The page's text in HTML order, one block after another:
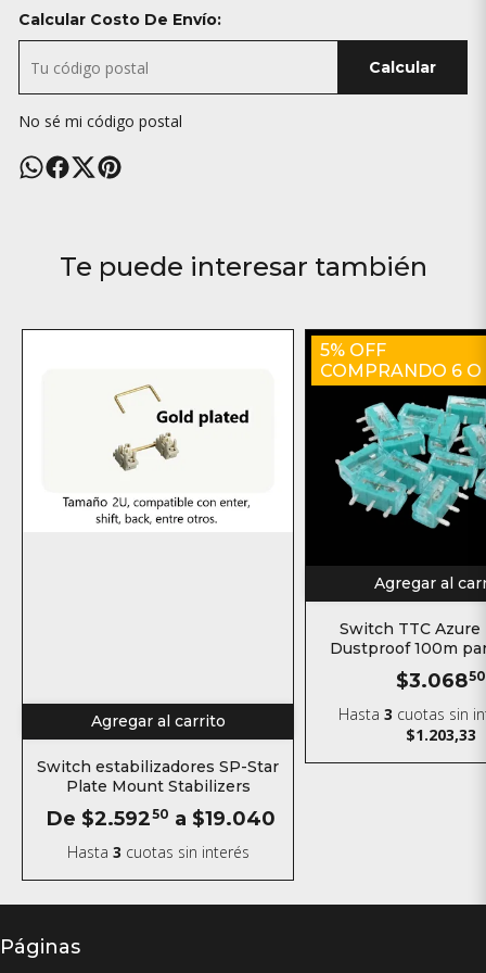
Calcular Costo De Envío:
Calcular
No sé mi código postal
Te puede interesar también
Agregar al carrito
Switch estabilizadores SP-Star
Plate Mount Stabilizers
De $2.59250 a $19.040
Hasta 3 cuotas sin interés
5% OFF
COMPRANDO 6 O
Agregar al
Switch TTC Azure
Dustproof 100m
$3.06850
Hasta3 cuotas sin
$1.203,33
Páginas